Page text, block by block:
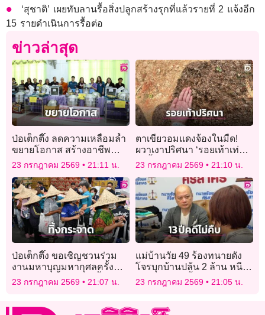
‘สุชาติ’ เผยทับลานรื้อสิ่งปลูกสร้างรุกที่แล้วรายที่ 2 แจ้งอีก
15 รายดำเนินการรื้อต่อ
ข่าวล่าสุด
ป่อเต็กตึ๊ง ลดความเหลื่อมล้ำ
ขยายโอกาส สร้างอาชีพ
สร้างชีวิตเท่าเทียมแก่ชาว
พิษณุโลก
23 กรกฎาคม 2569 21:11 น.
ตาเขียวอมแดงจ้องในมืด!
ผวาเงาปริศนา ‘รอยเท้าเท่า
กำปั้น’ โผล่ป่าสกลนคร เตือน
อย่าเข้าป่าคนเดียว
23 กรกฎาคม 2569 21:10 น.
ป่อเต็กตึ๊ง ขอเชิญชวนร่วม
งานมหาบุญมหากุศลครั้ง
ใหญ่ในงานประเพณีทิ้ง
กระจาดปี 69
23 กรกฎาคม 2569 21:07 น.
แม่บ้านวัย 49 ร้องทนายดัง
โจรบุกบ้านปล้น 2 ล้าน หนี
ตายกระโดดชั้น 2 แจ้งความ
13 ปีคดีไม่คืบ
23 กรกฎาคม 2569 21:05 น.